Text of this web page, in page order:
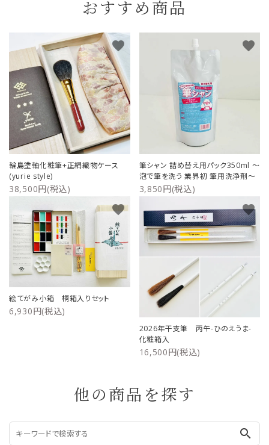
おすすめ商品
輪島塗軸化粧筆+正絹織物ケース
(yurie style)
38,500円(税込)
favorite
筆シャン 詰め替え用パック350ml ～
泡で筆を洗う 業界初 筆用洗浄剤～
3,850円(税込)
favorite
絵てがみ小箱 桐箱入りセット
6,930円(税込)
favorite
2026年干支筆 丙午-ひのえうま-
化粧箱入
16,500円(税込)
favorite
他の商品を探す
search